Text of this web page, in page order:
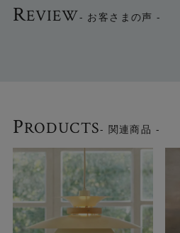
シェードはホワイトフロストガラ
をお楽しみいただけます。
●2色から選べます
パーツカラーはブラックとベージ
ナチュラルまで幅広いインテリア
REVIEW- お客さまの声 -
PRODUCTS- 関連商品 -